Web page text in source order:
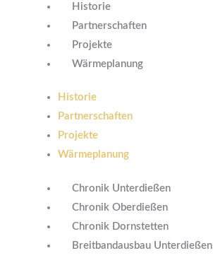
Historie
Partnerschaften
Projekte
Wärmeplanung
Historie
Partnerschaften
Projekte
Wärmeplanung
Chronik Unterdießen
Chronik Oberdießen
Chronik Dornstetten
Breitbandausbau Unterdießen